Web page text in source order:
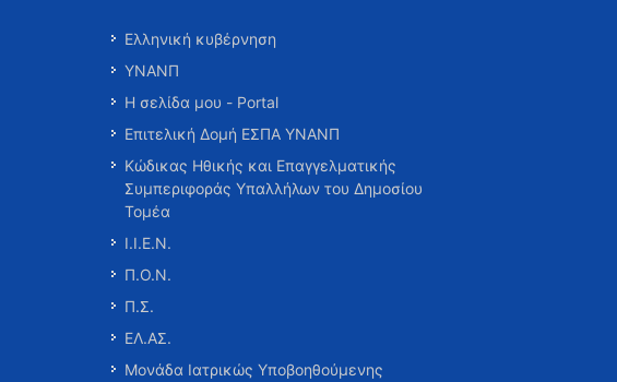
Ελληνική κυβέρνηση
ΥΝΑΝΠ
Η σελίδα μου - Portal
Επιτελική Δομή ΕΣΠΑ ΥΝΑΝΠ
Κώδικας Ηθικής και Επαγγελματικής
Συμπεριφοράς Υπαλλήλων του Δημοσίου
Τομέα
Ι.Ι.Ε.Ν.
Π.Ο.Ν.
Π.Σ.
ΕΛ.ΑΣ.
Μονάδα Ιατρικώς Υποβοηθούμενης